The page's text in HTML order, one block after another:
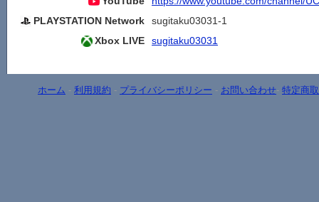
PLAYSTATION Network
sugitaku03031-1
Xbox LIVE
sugitaku03031
ホーム - 利用規約 - プライバシーポリシー - お問い合わせ- 特定商